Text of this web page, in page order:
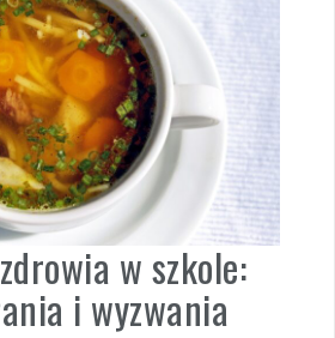
w szkole:
i wyzwania